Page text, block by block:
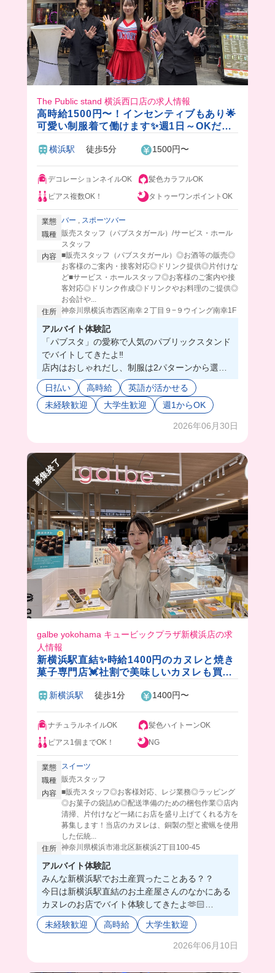
The Public stand 横浜西口店の求人情報
高時給1500円〜！インセンティブもあり🌟
可愛い制服着て働けます✨週1日～OKだか
横浜駅 徒歩5分 1500円〜
デコレーションネイルOK
髪色カラフルOK
ピアス複数OK！
タトゥーワンポイントOK
業態 バー , スポーツバー
職種 販売スタッフ（パブスタガール）/サービス・ホール
スタッフ
内容 ■販売スタッフ（パブスタガール）◎お酒等の販売◎
お客様のご案内・接客対応◎ドリンク提供◎片付けな
ど■サービス・ホールスタッフ◎お客様のご案内や接
客対応◎ドリンク作成◎ドリンクやお料理のご提供◎
お会計や...
住所 神奈川県横浜市西区南幸２丁目９−９ウイング南幸1F
アルバイト体験記
「パブスタ」の愛称で人気のパブリックスタンド
でバイトしてきたよ‼️
店内はおしゃれだし、制服は2パターンから選べ
るんだけど、どちらも可愛くて迷った😂💖
私はスカートタイプの制服にしたよ👗チアリーダ
ーみたいでテンション上がった🥰
室のお客様の接客対応がメインだけど、慣れてき
店長も先輩も優しくて、フランクだから話しやす
くて長く働けそうな雰囲気！😘
退勤後はダーツしちゃったりもできちゃうか
も...⁉️みんなもパブスタにおいで🎯😆
日払い 高時給
英語が活かせる
未経験歓迎
大学生歓迎 週1からOK
2026年06月30日
募集終了
galbe yokohama キュービックプラザ新横浜店の求
人情報
新横浜駅直結✨時給1400円のカヌレと焼き
菓子専門店💓社割で美味しいカヌレも買え
新横浜駅 徒歩1分 1400円〜
ナチュラルネイルOK
髪色ハイトーンOK
ピアス1個までOK！
NG
業態
スイーツ
職種 販売スタッフ
内容 ■販売スタッフ◎お客様対応、レジ業務◎ラッピング
◎お菓子の袋詰め◎配送準備のための梱包作業◎店内
清掃、片付けなど一緒にお店を盛り上げてくれる方を
募集します！当店のカヌレは、銅製の型と蜜蝋を使用
した伝統...
住所 神奈川県横浜市港北区新横浜2丁目100-45
アルバイト体験記
みんな新横浜駅でお土産買ったことある？？
今日は新横浜駅直結のお土産屋さんのなかにある
カヌレのお店でバイト体験してきたよ🫶🏻
お菓子屋さんの販売だから難しい仕事はないし、
制服がかわいいの🥺💖
かわいい焼き菓子が並んでてテンション上がった
未経験歓迎 高時給 大学生歓迎
2026年06月10日